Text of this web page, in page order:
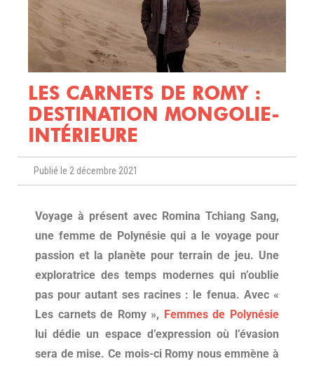
LES CARNETS DE ROMY :
DESTINATION MONGOLIE-
INTÉRIEURE
Publié le 2 décembre 2021
Voyage à présent avec Romina Tchiang Sang,
une femme de Polynésie qui a le voyage pour
passion et la planète pour terrain de jeu. Une
exploratrice des temps modernes qui n’oublie
pas pour autant ses racines : le fenua. Avec «
Les carnets de Romy », Femmes de Polynésie
lui dédie un espace d’expression où l’évasion
sera de mise. Ce mois-ci Romy nous emmène à